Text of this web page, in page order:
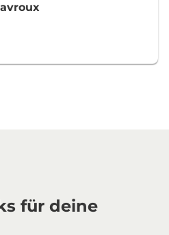
für deine